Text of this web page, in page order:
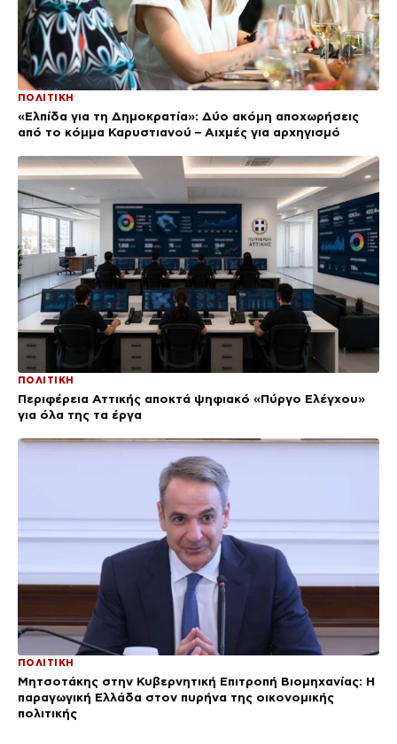
ΠΟΛΙΤΙΚΗ
«Ελπίδα για τη Δημοκρατία»: Δύο ακόμη αποχωρήσεις
από το κόμμα Καρυστιανού – Αιχμές για αρχηγισμό
ΠΟΛΙΤΙΚΗ
Περιφέρεια Αττικής αποκτά ψηφιακό «Πύργο Ελέγχου»
για όλα της τα έργα
ΠΟΛΙΤΙΚΗ
Μητσοτάκης στην Κυβερνητική Επιτροπή Βιομηχανίας: Η
παραγωγική Ελλάδα στον πυρήνα της οικονομικής
πολιτικής